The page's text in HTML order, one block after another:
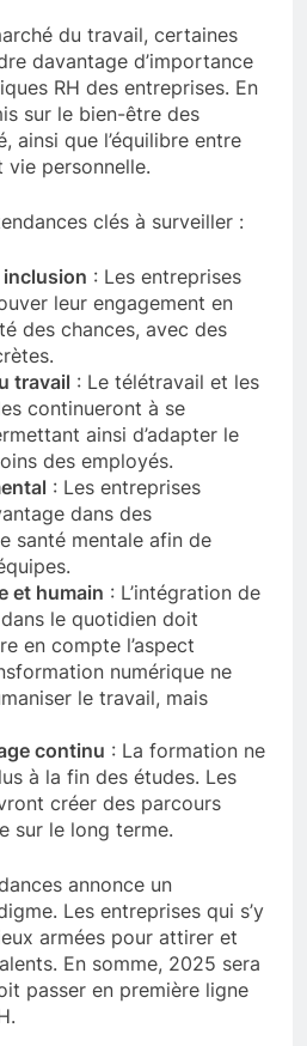
du travail, certaines
davantage d’importance
RH des entreprises. En
sur le bien-être des
ainsi que l’équilibre entre
personnelle.
clés à surveiller :
: Les entreprises
leur engagement en
des chances, avec des
travail : Le télétravail et les
continueront à se
ainsi d’adapter le
des employés.
: Les entreprises
dans des
santé mentale afin de
et humain : L’intégration de
le quotidien doit
en compte l’aspect
numérique ne
le travail, mais
continu : La formation ne
à la fin des études. Les
créer des parcours
sur le long terme.
annonce un
Les entreprises qui s’y
armées pour attirer et
En somme, 2025 sera
passer en première ligne